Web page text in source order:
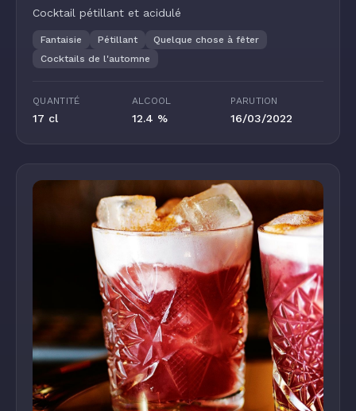
Cocktail pétillant et acidulé
Fantaisie Pétillant
Quelque chose à fêter
Cocktails de l'automne
QUANTITÉ
17 cl
ALCOOL
12.4 %
PARUTION
16/03/2022